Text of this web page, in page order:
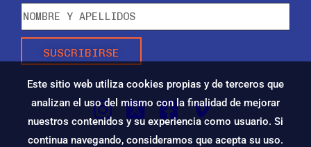
Este sitio web utiliza cookies propias y de terceros que
analizan el uso del mismo con la finalidad de mejorar
nuestros contenidos y su experiencia como usuario. Si
continua navegando, consideramos que acepta su uso.
SUSCRIBIRSE